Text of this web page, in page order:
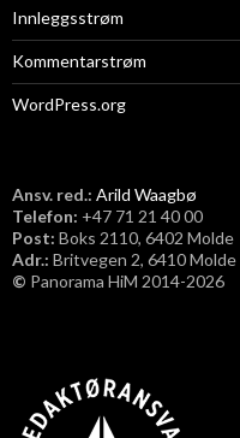
Innleggsstrøm
Kommentarstrøm
WordPress.org
Ansv. red.: Arild Waagbø
Telefon: ​+47 71 21 40 00
Post: Boks 2110, 6402 Molde
Adr.: Britvegen 2, 6410 Molde
© Panorama HiM 2014-2026